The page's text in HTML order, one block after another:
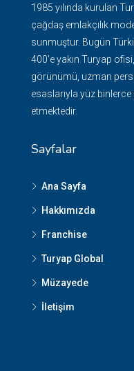
1985 yılında kurulan
çağdaş emlakçılık
sunmuştur. Bugün
400'e yakın Turyap
görünümü, uzman
esaslarıyla yüz binlerce
etmektedir.
Sayfalar
Ana Sayfa
Hakkımızda
Franchise
Turyap Global
Müzayede
İletişim